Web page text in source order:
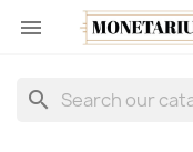

search